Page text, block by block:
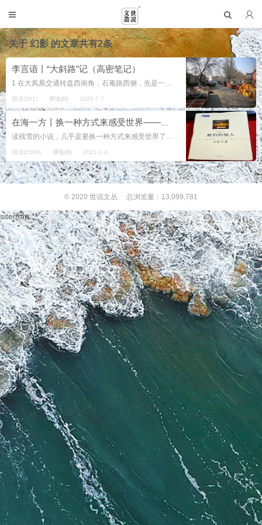
关于幻影的文章共有2条
李言谙丨“大斜路”记（高密笔记）
1 在大凤凰交通转盘西南角，石庵路西侧，先是一米来宽的绿化带，绿化带中间三棵大柳树，树下是瓦房围起来的小院。小院不小。不小的原因是院落按地形围成直角三角形，这边看不到那边，尖头看不到底边。靠石庵路一...
阅读(361) 评论(0) 2026-7-7
读残雪的小说，几乎是要换一种方式来感受世界了，而且是在感受一个真正动起来的生命世界。如果拿她的描述与我们对现实事物的感觉相对比，会说，那怎么可能呢？人可以在空中悬浮起来，好像地球引力已经失效；不同人物可以在同...
阅读(2596) 评论(0) 2021-2-4
© 2020 世说文丛 总浏览量：13,099,781
sitemap